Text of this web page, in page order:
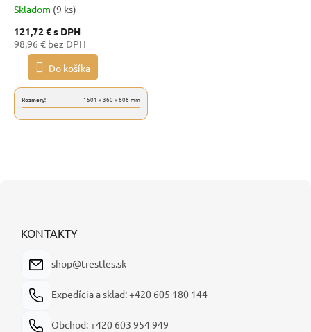
Skladom (9 ks)
121,72 €s DPH
98,96 € bez DPH
Do košíka
Rozmery: 1501 x 360 x 606 mm
KONTAKTY
shop@trestles.sk
Expedícia a sklad: +420 605 180 144
Obchod: +420 603 954 949